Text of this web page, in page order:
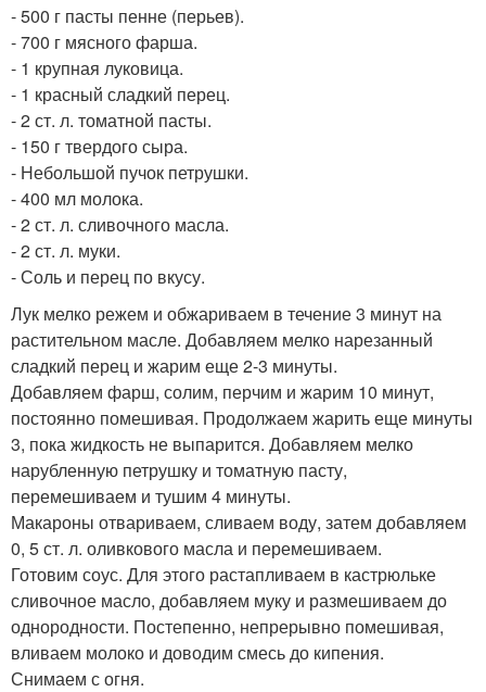
- 500 г пасты пенне (перьев).
- 700 г мясного фарша.
- 1 крупная луковица.
- 1 красный сладкий перец.
- 2 ст. л. томатной пасты.
- 150 г твердого сыра.
- Небольшой пучок петрушки.
- 400 мл молока.
- 2 ст. л. сливочного масла.
- 2 ст. л. муки.
- Соль и перец по вкусу.
Лук мелко режем и обжариваем в течение 3 минут на
растительном масле. Добавляем мелко нарезанный
сладкий перец и жарим еще 2-3 минуты.
Добавляем фарш, солим, перчим и жарим 10 минут,
постоянно помешивая. Продолжаем жарить еще минуты
3, пока жидкость не выпарится. Добавляем мелко
нарубленную петрушку и томатную пасту,
перемешиваем и тушим 4 минуты.
Макароны отвариваем, сливаем воду, затем добавляем
0, 5 ст. л. оливкового масла и перемешиваем.
Готовим соус. Для этого растапливаем в кастрюльке
сливочное масло, добавляем муку и размешиваем до
однородности. Постепенно, непрерывно помешивая,
вливаем молоко и доводим смесь до кипения.
Снимаем с огня.